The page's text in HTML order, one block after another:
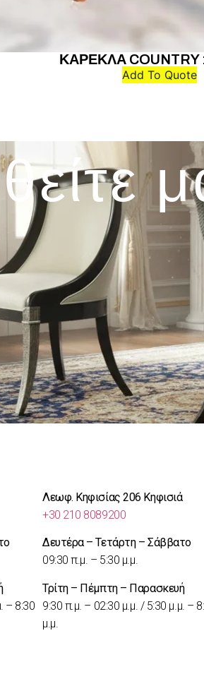
ΚΑΡΕΚΛΑ COUNTRY
Add To Quote
– 8:30
Λεωφ. Κηφισίας 206 Κηφισιά
+30 210 8089200
Δευτέρα – Τετάρτη – Σάββατο
09:30 π.μ. – 5:30 μ.μ.
Τρίτη – Πέμπτη – Παρασκευή
9:30 π.μ. – 02:30 μ.μ. / 5:30 μ.μ. –
μ.μ.